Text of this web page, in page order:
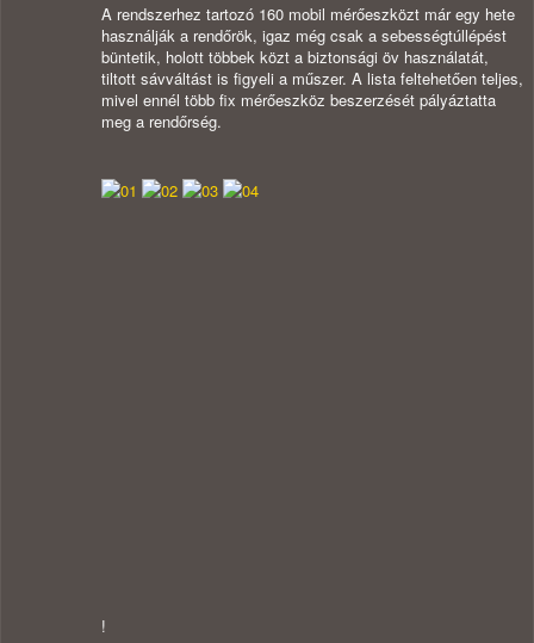
A rendszerhez tartozó 160 mobil mérőeszközt már egy hete
használják a rendőrök, igaz még csak a sebességtúllépést
büntetik, holott többek közt a biztonsági öv használatát,
tiltott sávváltást is figyeli a műszer. A lista feltehetően teljes,
mivel ennél több fix mérőeszköz beszerzését pályáztatta
meg a rendőrség.
!